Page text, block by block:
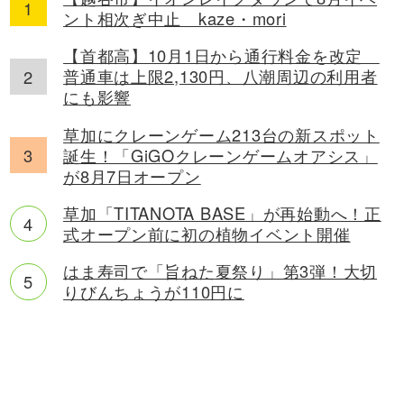
ント相次ぎ中止 kaze・mori
【首都高】10月1日から通行料金を改定
普通車は上限2,130円、八潮周辺の利用者
にも影響
草加にクレーンゲーム213台の新スポット
誕生！「GiGOクレーンゲームオアシス」
が8月7日オープン
草加「TITANOTA BASE」が再始動へ！正
式オープン前に初の植物イベント開催
はま寿司で「旨ねた夏祭り」第3弾！大切
りびんちょうが110円に